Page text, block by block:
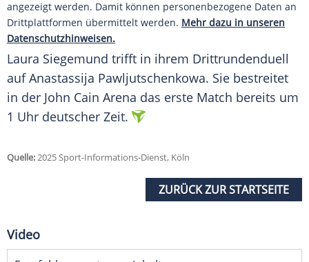
angezeigt werden. Damit können personenbezogene Daten an
Drittplattformen übermittelt werden. Mehr dazu in unseren
Datenschutzhinweisen.
Laura Siegemund trifft in ihrem Drittrundenduell
aufAnastassija Pawljutschenkowa. Sie bestreitet
in der John Cain Arena das erste Match bereits um
1 Uhr deutscher Zeit.
Quelle:2025 Sport-Informations-Dienst, Köln
ZURÜCK ZUR STARTSEITE
Video